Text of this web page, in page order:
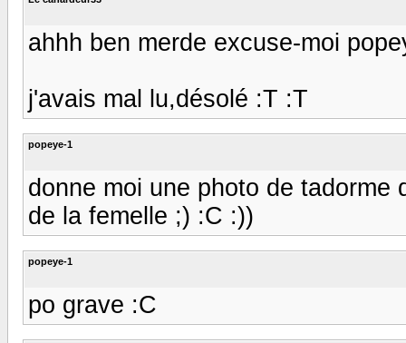
ahhh ben merde excuse-moi
j'avais mal lu,désolé :T :T
popeye-1
donne moi une photo de
de la femelle ;) :C :))
popeye-1
po grave :C